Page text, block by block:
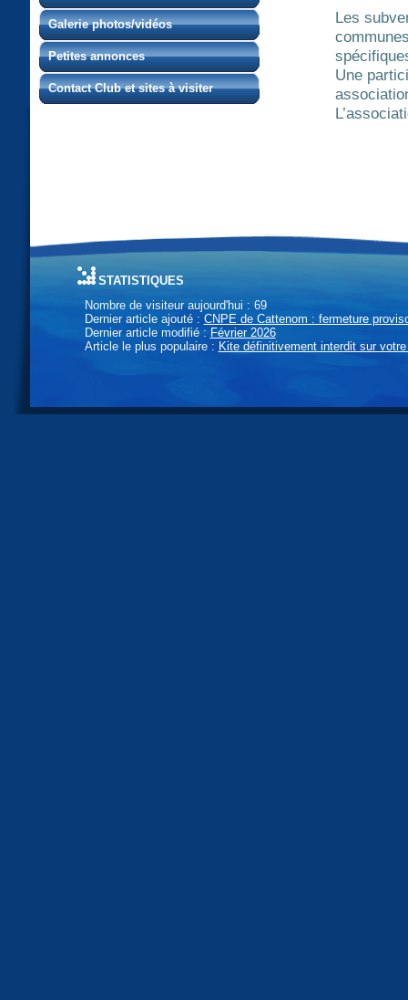
Galerie photos/vidéos
Petites annonces
Contact Club et sites à visiter
Les
Une
statistiques
Nombre de visiteur aujourd'hui : 69
Dernier article ajouté : CNPE de Cattenom : fermeture
Dernier article modifié : Février 2026
Article le plus populaire : Kite définitivement interdit sur